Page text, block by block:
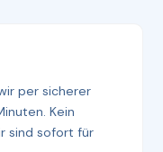
per sicherer
Kein
sind sofort für